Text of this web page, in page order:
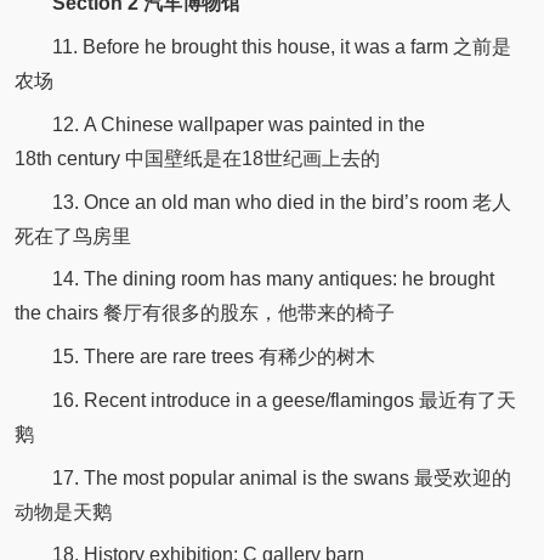
11. Before he brought this house, it was a farm 之前是
农场
12. A Chinese wallpaper was painted in the
18th century 中国壁纸是在18世纪画上去的
13. Once an old man who died in the bird’s room 老人
死在了鸟房里
14. The dining room has many antiques: he brought
the chairs 餐厅有很多的股东，他带来的椅子
15. There are rare trees 有稀少的树木
16. Recent introduce in a geese/flamingos 最近有了天
鹅
17. The most popular animal is the swans 最受欢迎的
动物是天鹅
18. History exhibition: C gallery barn